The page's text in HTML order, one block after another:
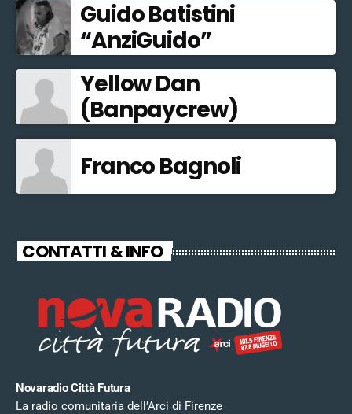
Guido Batistini
“AnziGuido”
Yellow Dan
(Banpaycrew)
Franco Bagnoli
CONTATTI & INFO
Novaradio Città Futura
La radio comunitaria dell’Arci di Firenze